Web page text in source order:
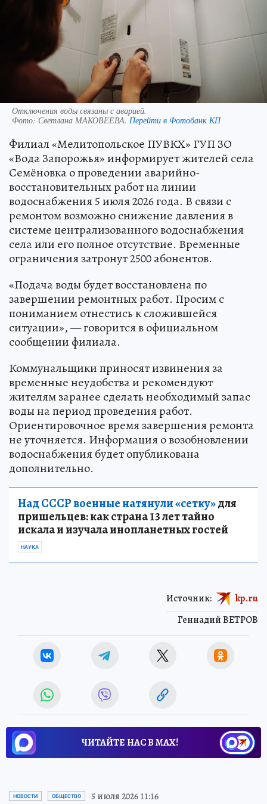
Отключения воды связаны с аварией.
Фото: Светлана МАКОВЕЕВА. Перейти в Фотобанк КП
Филиал «Мелитопольское ПУВКХ» ГУП ЗО
«Вода Запорожья» информирует жителей села
Семёновка о проведении аварийно-
восстановительных работ на линии
водоснабжения 5 июля 2026 года. В связи с
ремонтом возможно снижение давления в
системе централизованного водоснабжения
села или его полное отсутствие. Временные
ограничения затронут 2500 абонентов.
«Подача воды будет восстановлена по
завершении ремонтных работ. Просим с
пониманием отнестись к сложившейся
ситуации», — говорится в официальном
сообщении филиала.
Коммунальщики приносят извинения за
временные неудобства и рекомендуют
жителям заранее сделать необходимый запас
воды на период проведения работ.
Ориентировочное время завершения ремонта
не уточняется. Информация о возобновлении
водоснабжения будет опубликована
дополнительно.
Над СССР военные натянули «сетку»для
пришельцев: как страна 13 лет тайно
искала и изучала инопланетных гостей
НАУКА
Геннадий ВЕТРОВ
Источник: kp.ru
ЧИТАЙТЕ НАС В МАХ!
НОВОСТИ ОБЩЕСТВО 5 июля 2026 11:16